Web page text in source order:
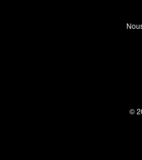
©